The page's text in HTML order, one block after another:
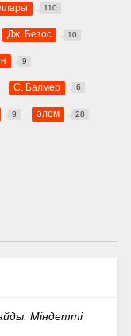
110
Дж. Безос 10
9
С. Балмер 6
9 әлем 28
Міндетті